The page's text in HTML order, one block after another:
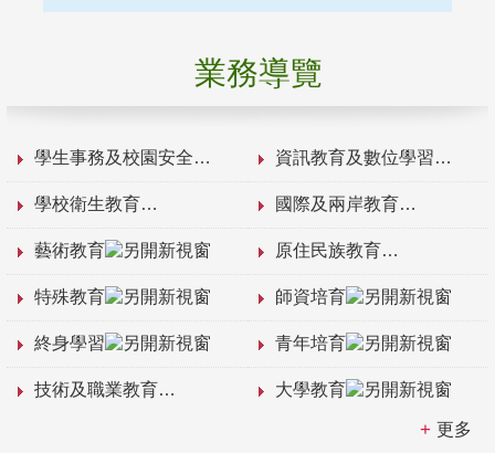
業務導覽
學生事務及校園安全 資訊教育及數位學習
學校衛生教育 國際及兩岸教育
藝術教育 原住民族教育
特殊教育 師資培育
終身學習 青年培育
技術及職業教育 大學教育
更多